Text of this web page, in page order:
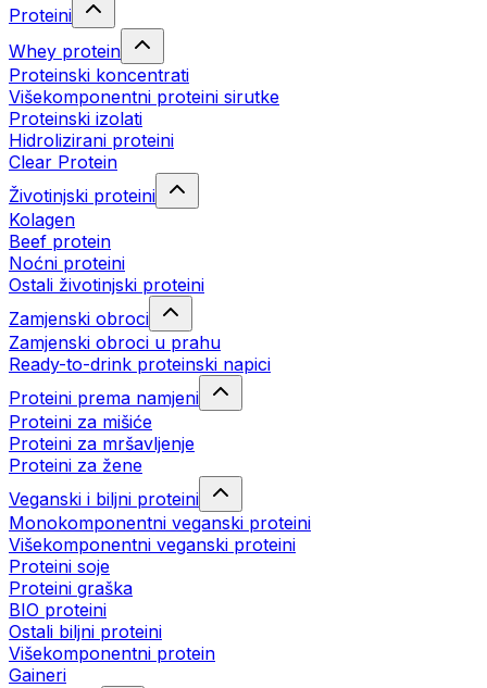
Proteini
Whey protein
Proteinski koncentrati
Višekomponentni proteini sirutke
Proteinski izolati
Hidrolizirani proteini
Clear Protein
Životinjski proteini
Kolagen
Beef protein
Noćni proteini
Ostali životinjski proteini
Zamjenski obroci
Zamjenski obroci u prahu
Ready-to-drink proteinski napici
Proteini prema namjeni
Proteini za mišiće
Proteini za mršavljenje
Proteini za žene
Veganski i biljni proteini
Monokomponentni veganski proteini
Višekomponentni veganski proteini
Proteini soje
Proteini graška
BIO proteini
Ostali biljni proteini
Višekomponentni protein
Gaineri